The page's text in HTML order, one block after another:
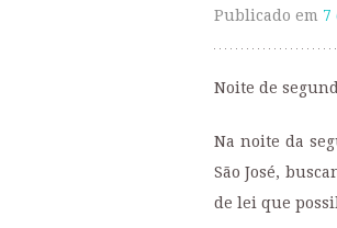
Publicado em 7
Noite de
Na noite da
São José,
de lei que